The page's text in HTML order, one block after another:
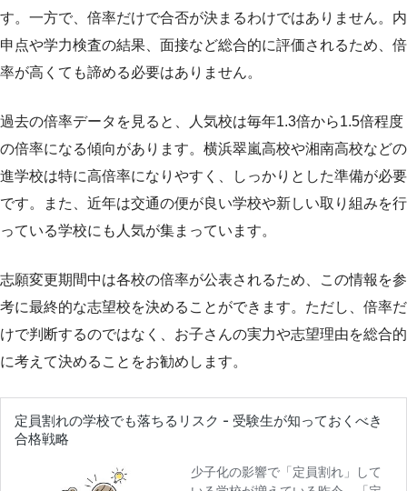
す。一方で、倍率だけで合否が決まるわけではありません。内
申点や学力検査の結果、面接など総合的に評価されるため、倍
率が高くても諦める必要はありません。
過去の倍率データを見ると、人気校は毎年1.3倍から1.5倍程度
の倍率になる傾向があります。横浜翠嵐高校や湘南高校などの
進学校は特に高倍率になりやすく、しっかりとした準備が必要
です。また、近年は交通の便が良い学校や新しい取り組みを行
っている学校にも人気が集まっています。
志願変更期間中は各校の倍率が公表されるため、この情報を参
考に最終的な志望校を決めることができます。ただし、倍率だ
けで判断するのではなく、お子さんの実力や志望理由を総合的
に考えて決めることをお勧めします。